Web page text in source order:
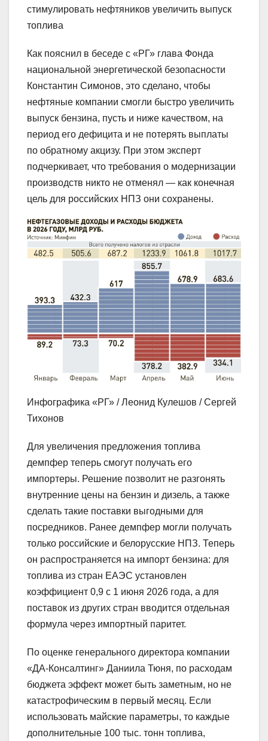
стимулировать нефтяников увеличить выпуск
топлива
Как пояснил в беседе с «РГ» глава Фонда
национальной энергетической безопасности
Константин Симонов, это сделано, чтобы
нефтяные компании смогли быстро увеличить
выпуск бензина, пусть и ниже качеством, на
период его дефицита и не потерять выплаты
по обратному акцизу. При этом эксперт
подчеркивает, что требования о модернизации
производств никто не отменял — как конечная
цель для российских НПЗ они сохранены.
Инфографика «РГ» / Леонид Кулешов / Сергей
Тихонов
Для увеличения предложения топлива
демпфер теперь смогут получать его
импортеры. Решение позволит не разгонять
внутренние цены на бензин и дизель, а также
сделать такие поставки выгодными для
посредников. Ранее демпфер могли получать
только российские и белорусские НПЗ. Теперь
он распространяется на импорт бензина: для
топлива из стран ЕАЭС установлен
коэффициент 0,9 с 1 июня 2026 года, а для
поставок из других стран вводится отдельная
формула через импортный паритет.
По оценке генерального директора компании
«ДА-Консалтинг» Даниила Тюня, по расходам
бюджета эффект может быть заметным, но не
катастрофическим в первый месяц. Если
использовать майские параметры, то каждые
дополнительные 100 тыс. тонн топлива,